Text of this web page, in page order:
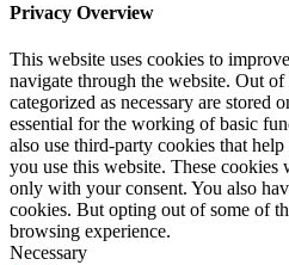
Privacy Overview
This website uses cookies to
navigate through the website. Out of
categorized as necessary are stored
essential for the working of basic
also use third-party cookies that
you use this website. These
only with your consent. You also
cookies. But opting out of some of
browsing experience.
Necessary